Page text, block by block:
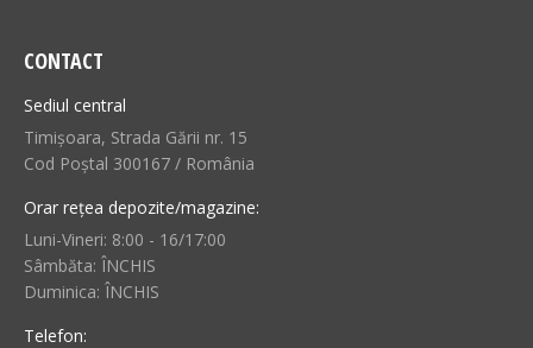
CONTACT
Sediul central
Timișoara, Strada Gării nr. 15
Cod Poștal 300167 / România
Orar rețea depozite/magazine:
Luni-Vineri: 8:00 - 16/17:00
Sâmbăta: ÎNCHIS
Duminica: ÎNCHIS
Telefon: